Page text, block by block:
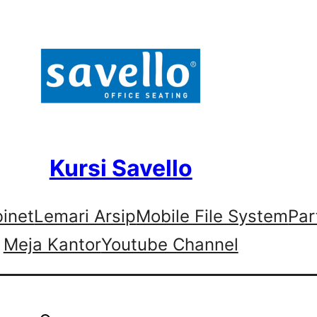
Kursi Savello
Lemari ArsipMobile File System
Meja KantorYoutube Channel